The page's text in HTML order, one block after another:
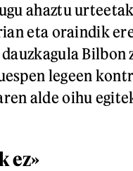
ahaztu
eta oraindik
Bilbon
legeen
alde oihu
ez»